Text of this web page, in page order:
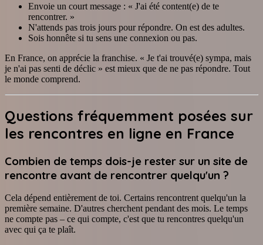
Envoie un court message : « J'ai été content(e) de te
rencontrer. »
N'attends pas trois jours pour répondre. On est des adultes.
Sois honnête si tu sens une connexion ou pas.
En France, on apprécie la franchise. « Je t'ai trouvé(e) sympa, mais
je n'ai pas senti de déclic » est mieux que de ne pas répondre. Tout
le monde comprend.
Questions fréquemment posées sur
les rencontres en ligne en France
Combien de temps dois-je rester sur un site de
rencontre avant de rencontrer quelqu'un ?
Cela dépend entièrement de toi. Certains rencontrent quelqu'un la
première semaine. D'autres cherchent pendant des mois. Le temps
ne compte pas – ce qui compte, c'est que tu rencontres quelqu'un
avec qui ça te plaît.